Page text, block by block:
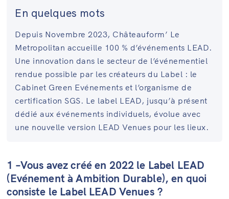
En quelques mots
Depuis Novembre 2023, Châteauform’ Le
Metropolitan accueille 100 % d’événements LEAD.
Une innovation dans le secteur de l’événementiel
rendue possible par les créateurs du Label : le
Cabinet Green Evénements et l’organisme de
certification SGS. Le label LEAD, jusqu’à présent
dédié aux événements individuels, évolue avec
une nouvelle version LEAD Venues pour les lieux.
1 –Vous avez créé en 2022 le Label LEAD
(Evénement à Ambition Durable), en quoi
consiste le Label LEAD Venues ?